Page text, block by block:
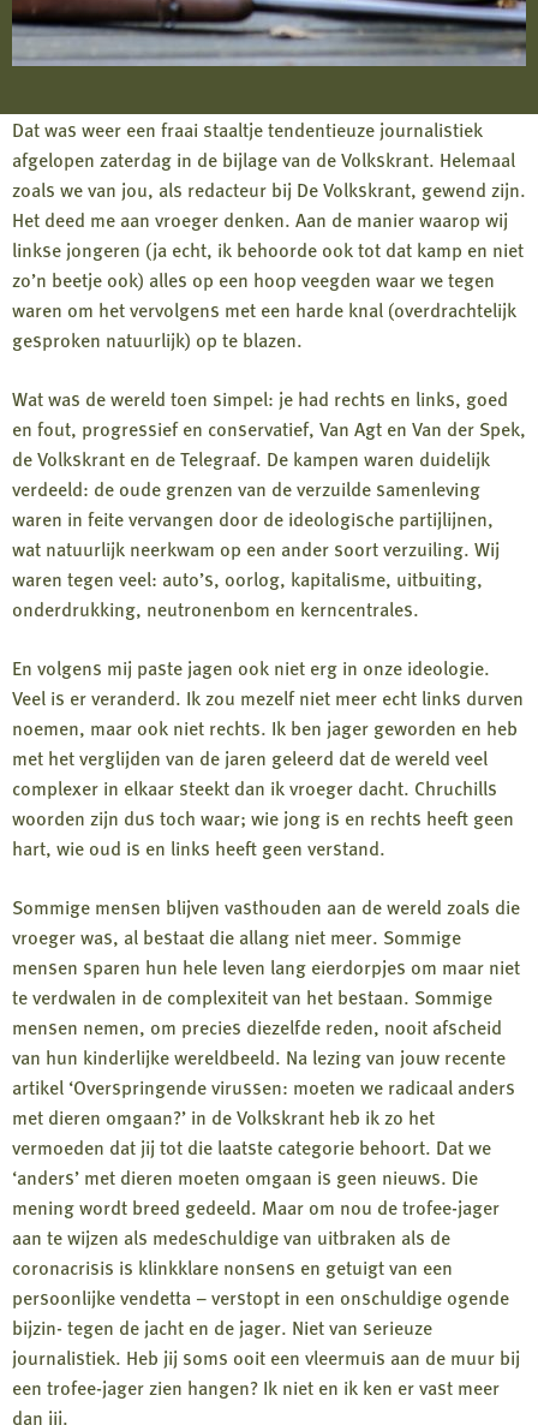
Dat was weer een fraai staaltje tendentieuze journalistiek
afgelopen zaterdag in de bijlage van de Volkskrant. Helemaal
zoals we van jou, als redacteur bij De Volkskrant, gewend zijn.
Het deed me aan vroeger denken. Aan de manier waarop wij
linkse jongeren (ja echt, ik behoorde ook tot dat kamp en niet
zo’n beetje ook) alles op een hoop veegden waar we tegen
waren om het vervolgens met een harde knal (overdrachtelijk
gesproken natuurlijk) op te blazen.
Wat was de wereld toen simpel: je had rechts en links, goed
en fout, progressief en conservatief, Van Agt en Van der Spek,
de Volkskrant en de Telegraaf. De kampen waren duidelijk
verdeeld: de oude grenzen van de verzuilde samenleving
waren in feite vervangen door de ideologische partijlijnen,
wat natuurlijk neerkwam op een ander soort verzuiling. Wij
waren tegen veel: auto’s, oorlog, kapitalisme, uitbuiting,
onderdrukking, neutronenbom en kerncentrales.
En volgens mij paste jagen ook niet erg in onze ideologie.
Veel is er veranderd. Ik zou mezelf niet meer echt links durven
noemen, maar ook niet rechts. Ik ben jager geworden en heb
met het verglijden van de jaren geleerd dat de wereld veel
complexer in elkaar steekt dan ik vroeger dacht. Chruchills
woorden zijn dus toch waar; wie jong is en rechts heeft geen
hart, wie oud is en links heeft geen verstand.
Sommige mensen blijven vasthouden aan de wereld zoals die
vroeger was, al bestaat die allang niet meer. Sommige
mensen sparen hun hele leven lang eierdorpjes om maar niet
te verdwalen in de complexiteit van het bestaan. Sommige
mensen nemen, om precies diezelfde reden, nooit afscheid
van hun kinderlijke wereldbeeld. Na lezing van jouw recente
artikel ‘Overspringende virussen: moeten we radicaal anders
met dieren omgaan?’ in de Volkskrant heb ik zo het
vermoeden dat jij tot die laatste categorie behoort. Dat we
‘anders’ met dieren moeten omgaan is geen nieuws. Die
mening wordt breed gedeeld. Maar om nou de trofee-jager
aan te wijzen als medeschuldige van uitbraken als de
coronacrisis is klinkklare nonsens en getuigt van een
persoonlijke vendetta – verstopt in een onschuldige ogende
bijzin- tegen de jacht en de jager. Niet van serieuze
journalistiek. Heb jij soms ooit een vleermuis aan de muur bij
een trofee-jager zien hangen? Ik niet en ik ken er vast meer
dan jij.